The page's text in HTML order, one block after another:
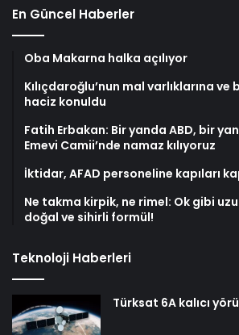
En Güncel Haberler
Oba Makarna halka açılıyor
Kılıçdaroğlu’nun mal varlıklarına
haciz konuldu
Fatih Erbakan: Bir yanda ABD, bir
Emevi Camii’nde namaz kılıyoruz
İktidar, AFAD personeline kapıları
Ne takma kirpik, ne rimel: Ok gibi
doğal ve sihirli formül!
Teknoloji Haberleri
Türksat 6A kalıcı